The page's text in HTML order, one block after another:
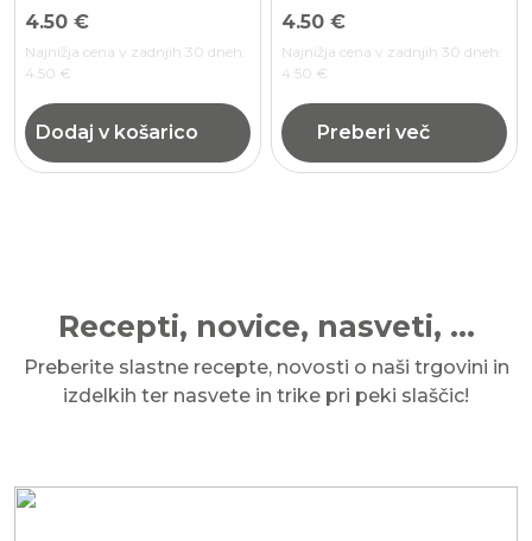
4.50 €
Najnižja cena v zadnjih 30 dneh:
4.50 €
Dodaj v košarico
4.50 €
Najnižja cena v zadnjih 30 dneh:
4.50 €
Preberi več
Recepti, novice, nasveti, ...
Preberite slastne recepte, novosti o naši trgovini in
izdelkih ter nasvete in trike pri peki slaščic!